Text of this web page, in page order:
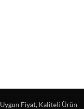
Uygun Fiyat, Kaliteli Ürün